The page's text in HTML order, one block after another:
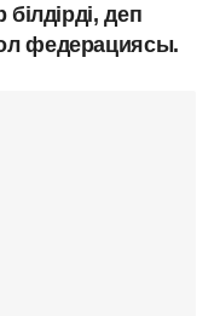
деп
федерациясы.